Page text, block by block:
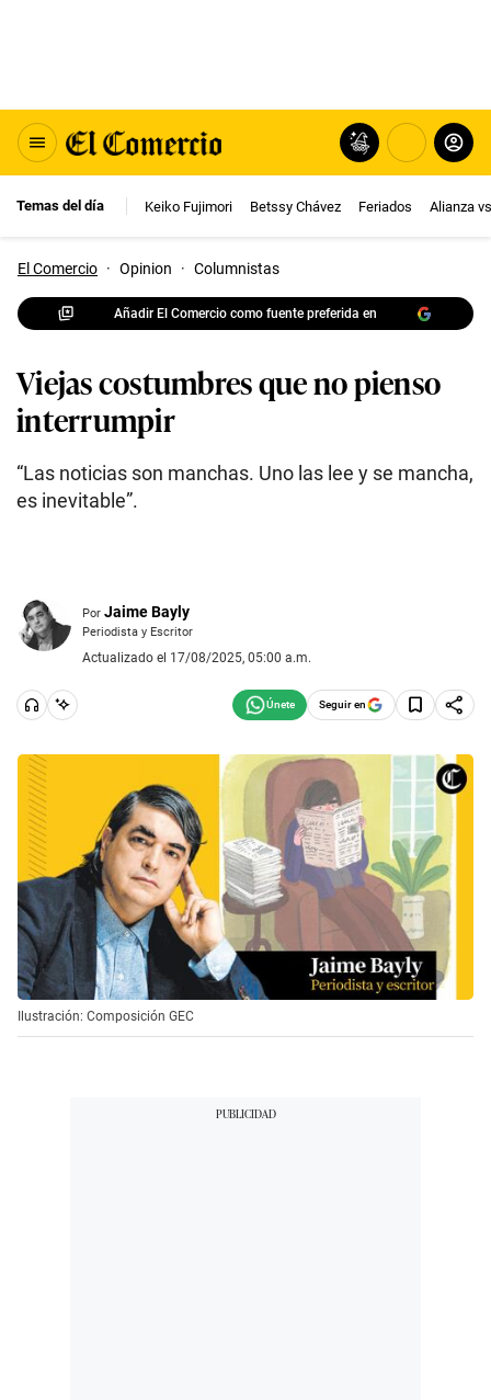
Temas del día Keiko Fujimori Betssy Chávez Feriados Alianza
El Comercio · Opinion · Columnistas
Añadir El Comercio como fuente preferida en
Viejas costumbres que no pienso
interrumpir
“Las noticias son manchas. Uno las lee y se mancha,
es inevitable”.
Por Jaime Bayly
Periodista y Escritor
Actualizado el 17/08/2025, 05:00 a.m.
Seguir en
Ilustración: Composición GEC